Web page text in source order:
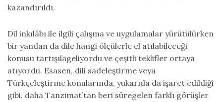
kazandırıldı.
Dil inkılâbı ile ilgili çalışma ve uygulamalar yürütülürken
bir yandan da dile hangi ölçülerle el atılabileceği
konusu tartışılageliyordu ve çeşitli teklifler ortaya
atıyordu. Esasen, dili sadeleştirme veya
Türkçeleştirme konularında, yukarıda da işaret edildiği
gibi, daha Tanzimat’tan beri süregelen farklı görüşler